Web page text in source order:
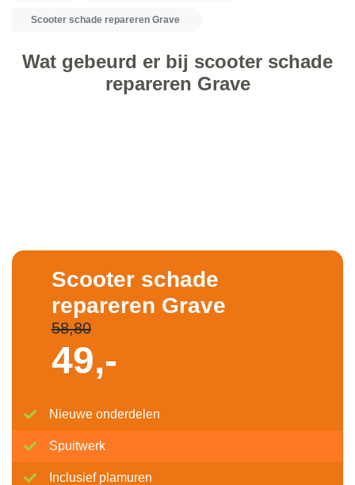
Scooter schade repareren Grave
Wat gebeurd er bij scooter schade
repareren Grave
Scooter schade
repareren Grave
58,80
49,-
Nieuwe onderdelen
Spuitwerk
Inclusief plamuren